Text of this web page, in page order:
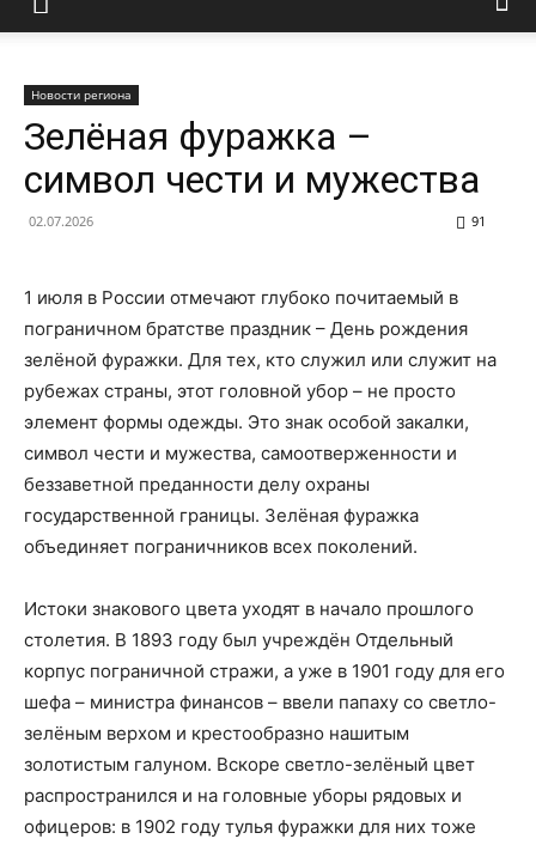
Новости региона
Зелёная фуражка –
символ чести и мужества
02.07.2026 91
1 июля в России отмечают глубоко почитаемый в
пограничном братстве праздник – День рождения
зелёной фуражки. Для тех, кто служил или служит на
рубежах страны, этот головной убор – не просто
элемент формы одежды. Это знак особой закалки,
символ чести и мужества, самоотверженности и
беззаветной преданности делу охраны
государственной границы. Зелёная фуражка
объединяет пограничников всех поколений.
Истоки знакового цвета уходят в начало прошлого
столетия. В 1893 году был учреждён Отдельный
корпус пограничной стражи, а уже в 1901 году для его
шефа – министра финансов – ввели папаху со светло-
зелёным верхом и крестообразно нашитым
золотистым галуном. Вскоре светло-зелёный цвет
распространился и на головные уборы рядовых и
офицеров: в 1902 году тулья фуражки для них тоже